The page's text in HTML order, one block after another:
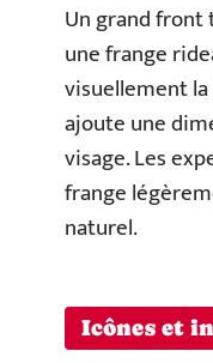
Un grand front
une frange
visuellement
ajoute une
visage. Les
frange
naturel.
Icônes et